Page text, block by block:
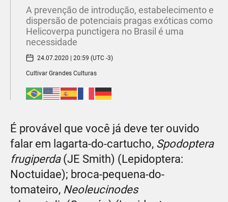
A prevenção de introdução, estabelecimento e
dispersão de potenciais pragas exóticas como
Helicoverpa punctigera no Brasil é uma
necessidade
24.07.2020 | 20:59 (UTC -3)
Cultivar Grandes Culturas
É provável que você já deve ter ouvido
falar em lagarta-do-cartucho, Spodoptera
frugiperda(JE Smith) (Lepidoptera:
Noctuidae); broca-pequena-do-
tomateiro, Neoleucinodes